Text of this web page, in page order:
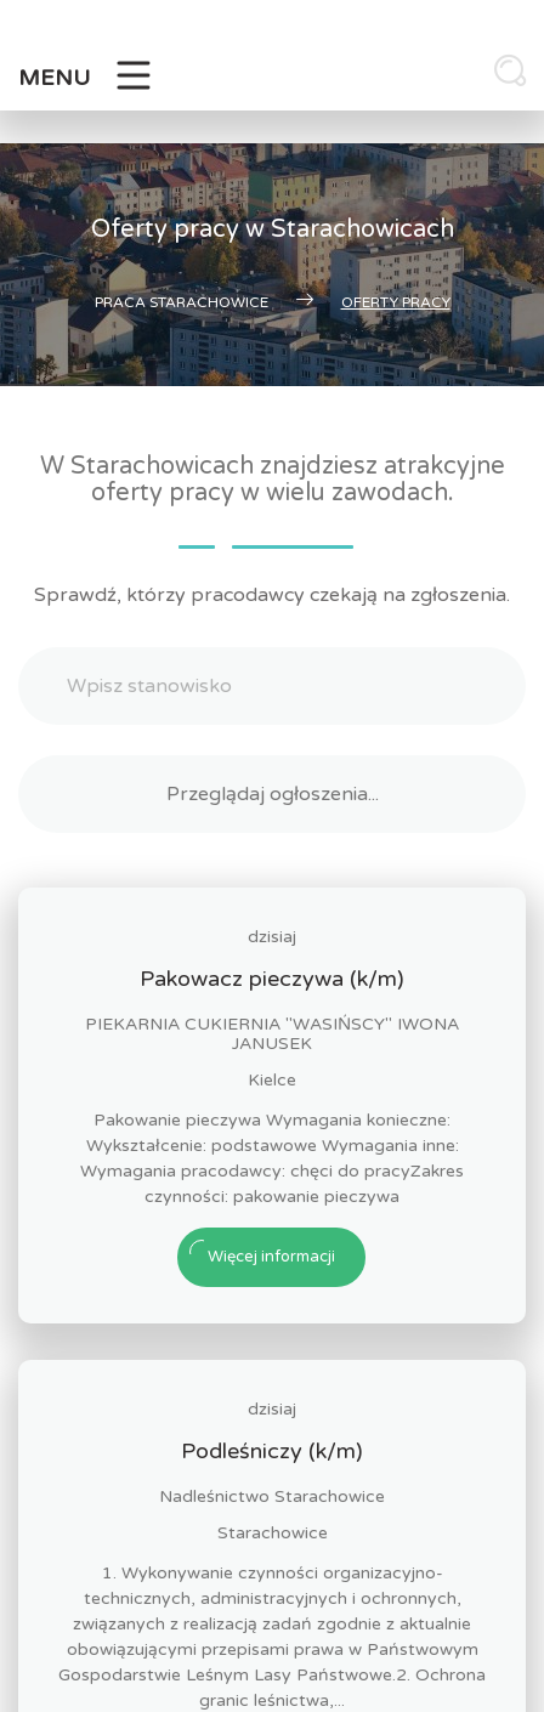
MENU
Oferty pracy w Starachowicach
PRACA STARACHOWICE OFERTY PRACY
W Starachowicach znajdziesz atrakcyjne
oferty pracy w wielu zawodach.
Sprawdź, którzy pracodawcy czekają na zgłoszenia.
dzisiaj
Pakowacz pieczywa (k/m)
PIEKARNIA CUKIERNIA "WASIŃSCY" IWONA
JANUSEK
Kielce
Pakowanie pieczywa Wymagania konieczne:
Wykształcenie: podstawowe Wymagania inne:
Wymagania pracodawcy: chęci do pracyZakres
czynności: pakowanie pieczywa
Więcej informacji
dzisiaj
Podleśniczy (k/m)
Nadleśnictwo Starachowice
Starachowice
1. Wykonywanie czynności organizacyjno-
technicznych, administracyjnych i ochronnych,
związanych z realizacją zadań zgodnie z aktualnie
obowiązującymi przepisami prawa w Państwowym
Gospodarstwie Leśnym Lasy Państwowe.2. Ochrona
granic leśnictwa,...